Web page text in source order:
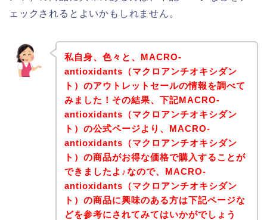
ェックされるとよいかもしれません。
私自身、色々と、MACRO-
antioxidants（マクロアンチオキシダン
ト）のアウトレットセールの情報を調べて
みました！その結果、下記MACRO-
antioxidants（マクロアンチオキシダン
ト）の公式ページより、MACRO-
antioxidants（マクロアンチオキシダン
ト）の商品がお得な価格で購入することが
できましたよ♪なので、MACRO-
antioxidants（マクロアンチオキシダン
ト）の商品に興味のある方は下記ページな
どを参考にされてみてはいかがでしょう